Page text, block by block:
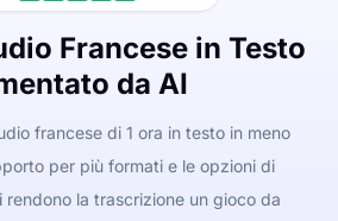
Francese in Testo
da AI
francese di 1 ora in testo in meno
per più formati e le opzioni di
rendono la trascrizione un gioco da